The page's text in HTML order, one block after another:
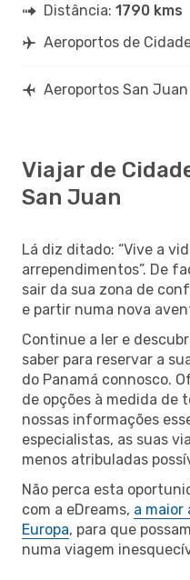
Distância: 1790 kms
Aeroportos de
Aeroportos San Juan
Viajar de
San Juan
Lá diz ditado: “Vive a
arrependimentos”. De
sair da sua zona de
e partir numa nova
Continue a ler e
saber para reservar a
do Panamá connosco.
de opções à medida de
nossas informações
especialistas, as suas
menos atribuladas
Não perca esta
com a eDreams, a maior
Europa, para que
numa viagem